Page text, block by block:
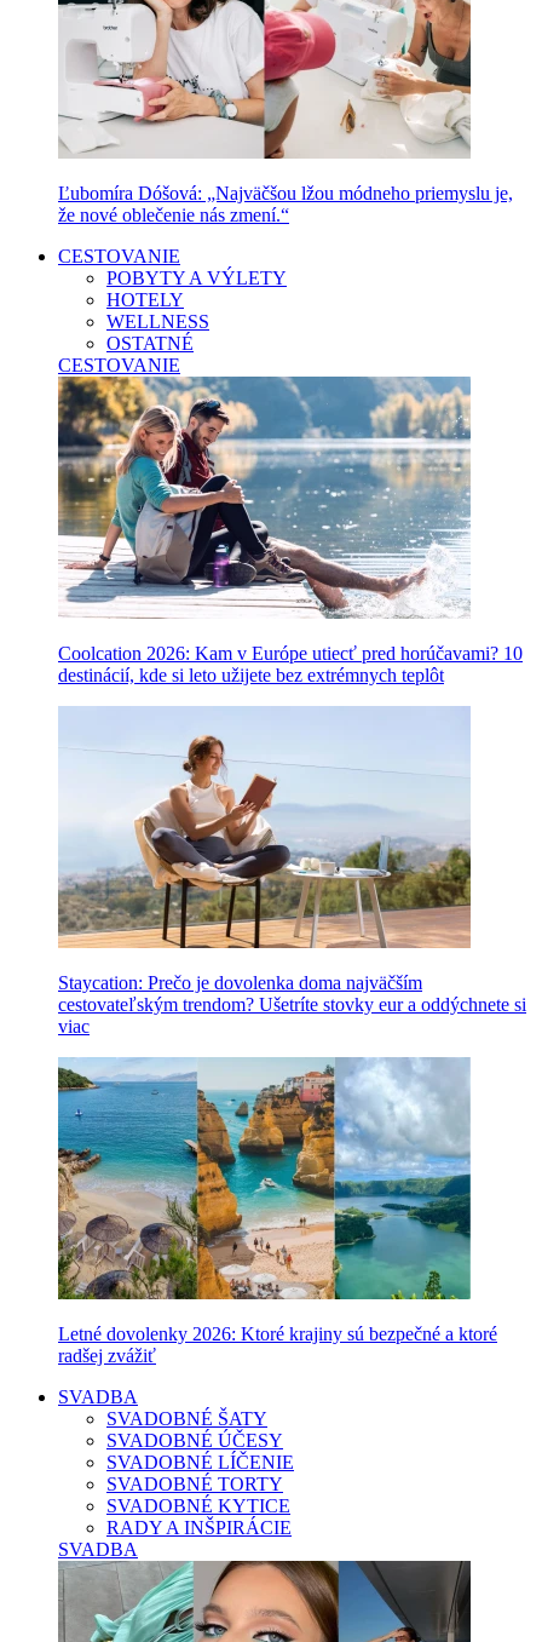
Ľubomíra Dóšová: „Najväčšou lžou módneho priemyslu je,
že nové oblečenie nás zmení.“
CESTOVANIE
POBYTY A VÝLETY
HOTELY
WELLNESS
OSTATNÉ
CESTOVANIE
Coolcation 2026: Kam v Európe utiecť pred horúčavami? 10
destinácií, kde si leto užijete bez extrémnych teplôt
Staycation: Prečo je dovolenka doma najväčším
cestovateľským trendom? Ušetríte stovky eur a oddýchnete si
viac
Letné dovolenky 2026: Ktoré krajiny sú bezpečné a ktoré
radšej zvážiť
SVADBA
SVADOBNÉ ŠATY
SVADOBNÉ ÚČESY
SVADOBNÉ LÍČENIE
SVADOBNÉ TORTY
SVADOBNÉ KYTICE
RADY A INŠPIRÁCIE
SVADBA